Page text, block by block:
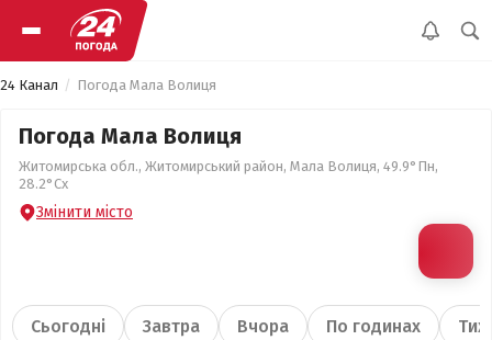
24 Канал Погода Мала Волиця
Погода Мала Волиця
Житомирська обл., Житомирський район, Мала Волиця, 49.9°Пн,
28.2°Сх
Змінити місто
Сьогодні Завтра Вчора По годинах